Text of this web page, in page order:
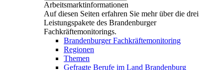
Arbeitsmarktinformationen
Auf diesen Seiten erfahren Sie mehr über die drei
Leistungspakete des Brandenburger
Fachkräftemonitorings.
Brandenburger Fachkräftemonitoring
Regionen
Themen
Gefragte Berufe im Land Brandenburg